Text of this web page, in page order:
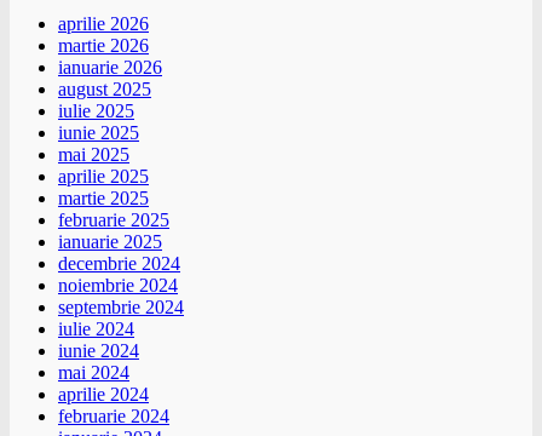
aprilie 2026
martie 2026
ianuarie 2026
august 2025
iulie 2025
iunie 2025
mai 2025
aprilie 2025
martie 2025
februarie 2025
ianuarie 2025
decembrie 2024
noiembrie 2024
septembrie 2024
iulie 2024
iunie 2024
mai 2024
aprilie 2024
februarie 2024